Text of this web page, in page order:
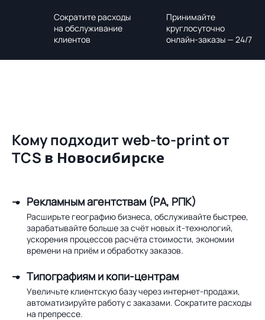
Сократите расходы
на обслуживание
клиентов
Принимайте
круглосуточно
онлайн-заказы — 24/7
Кому подходит web-to-print от
TCS в Новосибирске
Рекламным агентствам (РА, РПК)
Расширьте географию бизнеса, обслуживайте быстрее,
зарабатывайте больше за счёт новых it-технологий,
ускорения процессов расчёта стоимости, экономии
времени на приём и обработку заказов.
Типографиям и копи-центрам
Увеличьте клиентскую базу через интернет-продажи,
автоматизируйте работу с заказами. Сократите расходы
на препрессе.